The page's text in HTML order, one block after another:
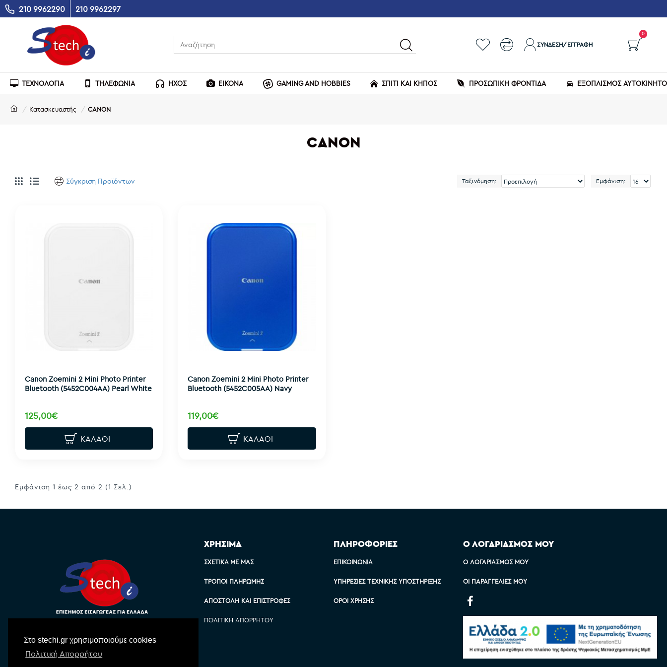
Στο stechi.gr χρησιμοποιούμε cookies
Πολιτική Απορρήτου
210 9962290 210 9962297
ΣΎΝΔΕΣΗ/ΕΓΓΡΑΦΉ
0
ΤΕΧΝΟΛΟΓΙΑ ΤΗΛΕΦΩΝΙΑ ΗΧΟΣ ΕΙΚΟΝΑ GAMING AND HOBBIES ΣΠΙΤΙ ΚΑΙ ΚΗΠΟΣ ΠΡΟΣΩΠΙΚΗ ΦΡΟΝΤΙΔΑ ΕΞΟΠΛΙΣΜΌΣ
Κατασκευαστής CANON
CANON
Σύγκριση Προϊόντων Ταξινόμηση: Εμφάνιση:
Canon Zoemini 2 Mini Photo Printer
Bluetooth (5452C004AA) Pearl White
125,00€
ΚΑΛΆΘΙ
Canon Zoemini 2 Mini Photo Printer
Bluetooth (5452C005AA) Navy
119,00€
ΚΑΛΆΘΙ
Εμφάνιση 1 έως 2 από 2 (1 Σελ.)
ΧΡΗΣΙΜΑ
ΣΧΕΤΙΚΆ ΜΕ ΜΑΣ
ΤΡΌΠΟΙ ΠΛΗΡΩΜΉΣ
ΑΠΟΣΤΟΛΉ ΚΑΙ ΕΠΙΣΤΡΟΦΈΣ
ΠΟΛΙΤΙΚΉ ΑΠΟΡΡΉΤΟΥ
ΠΛΗΡΟΦΟΡΙΕΣ
ΕΠΙΚΟΙΝΩΝΊΑ
ΥΠΗΡΕΣΊΕΣ ΤΕΧΝΙΚΉΣ ΥΠΟΣΤΉΡΙΞΗΣ
ΌΡΟΙ ΧΡΉΣΗΣ
Ο ΛΟΓΑΡΙΑΣΜΟΣ ΜΟΥ
Ο ΛΟΓΑΡΙΑΣΜΌΣ ΜΟΥ
ΟΙ ΠΑΡΑΓΓΕΛΊΕΣ ΜΟΥ